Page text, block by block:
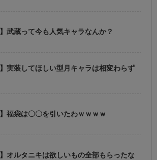
】武蔵って今も人気キャラなんか？
】実装してほしい型月キャラは相変わらず
】福袋は〇〇を引いたわｗｗｗｗ
】オルタニキは欲しいもの全部もらったな